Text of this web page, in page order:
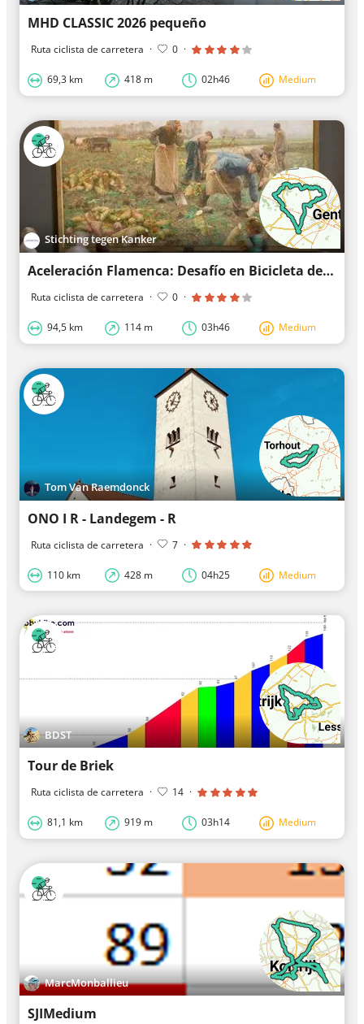
MHD CLASSIC 2026 pequeño
Ruta ciclista de carretera · 0 ·
69,3 km 418 m 02h46 Medium
Stichting tegen Kanker
Aceleración Flamenca: Desafío en Bicicleta de Carretera
Ruta ciclista de carretera · 0 ·
94,5 km 114 m 03h46 Medium
Tom Van Raemdonck
ONO I R - Landegem - R
Ruta ciclista de carretera · 7 ·
110 km 428 m 04h25 Medium
BDST
Tour de Briek
Ruta ciclista de carretera · 14 ·
81,1 km 919 m 03h14 Medium
MarcMonballieu
SJIMedium